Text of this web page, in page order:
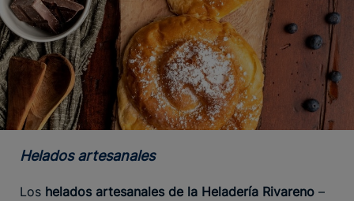
Helados artesanales
Los helados artesanales de la Heladería Rivareno –